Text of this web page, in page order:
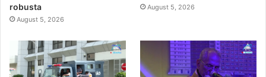
robusta
August 5, 2026
August 5, 2026